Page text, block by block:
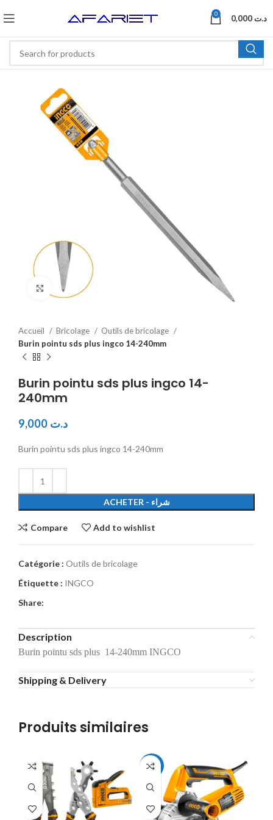
0 د.ت
Click to enlarge
Accueil Bricolage
Outils de bricolage
Burin pointu sds plus ingco 14-240mm
Burin pointu sds plus ingco 14-
240mm
د.ت
Burin pointu sds plus ingco 14-240mm
ACHETER - شراء
Compare Add to wishlist
Catégorie : Outils de bricolage
Étiquette : INGCO
Share:
Description
Burin pointu sds plus 14-240mm INGCO
Shipping & Delivery
Produits similaires
-10%